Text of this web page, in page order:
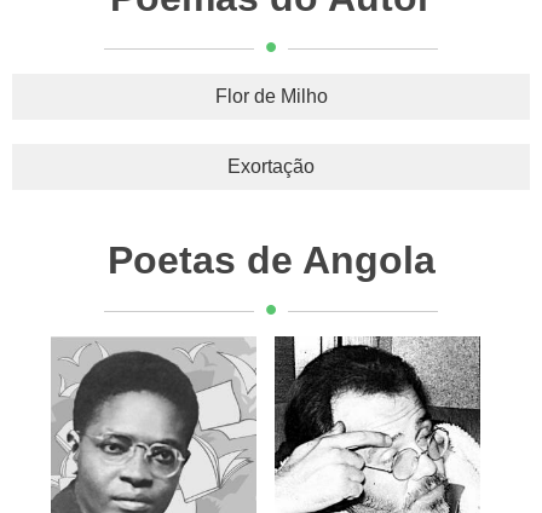
Flor de Milho
Exortação
Poetas de Angola